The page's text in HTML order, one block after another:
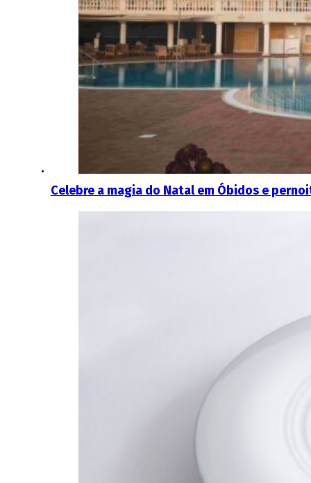
Celebre a magia do Natal em Óbidos e